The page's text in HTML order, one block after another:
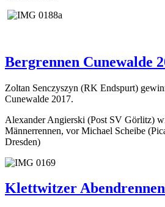
Bergrennen Cunewalde
Zoltan Senczyszyn (RK Endspurt)
Cunewalde 2017.
Alexander Angierski (Post SV Görlitz)
Männerrennen, vor Michael Scheibe
Dresden)
Klettwitzer